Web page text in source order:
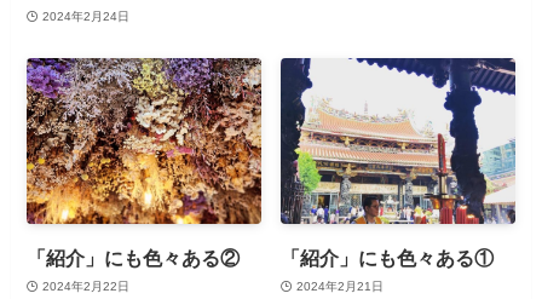
2024年2月24日
「紹介」にも色々ある②
2024年2月22日
「紹介」にも色々ある①
2024年2月21日